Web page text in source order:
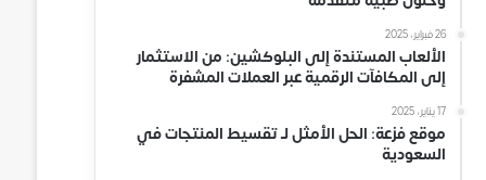
26 فبراير، 2025
الألعاب المستندة إلى البلوكشين: من الاستثمار
إلى المكافآت الرقمية عبر العملات المشفرة
17 يناير، 2025
موقع فزعة: الحل الأمثل لـ تقسيط المنتجات في
السعودية